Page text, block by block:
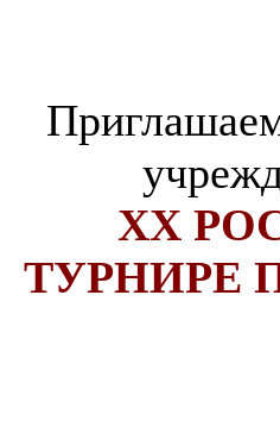
XX
ТУРНИРЕ